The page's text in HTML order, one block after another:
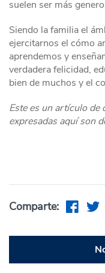
suelen ser más
Siendo la familia el
ejercitarnos el cómo
aprendemos y
verdadera felicidad,
bien de muchos y el
Este es un artículo de
expresadas aquí son
Comparte: